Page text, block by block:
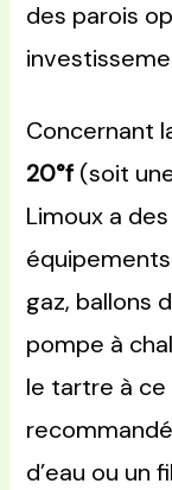
des parois
Concernant
20°f (soit
Limoux a
gaz, ballons
pompe à
le tartre à ce
d’eau ou un